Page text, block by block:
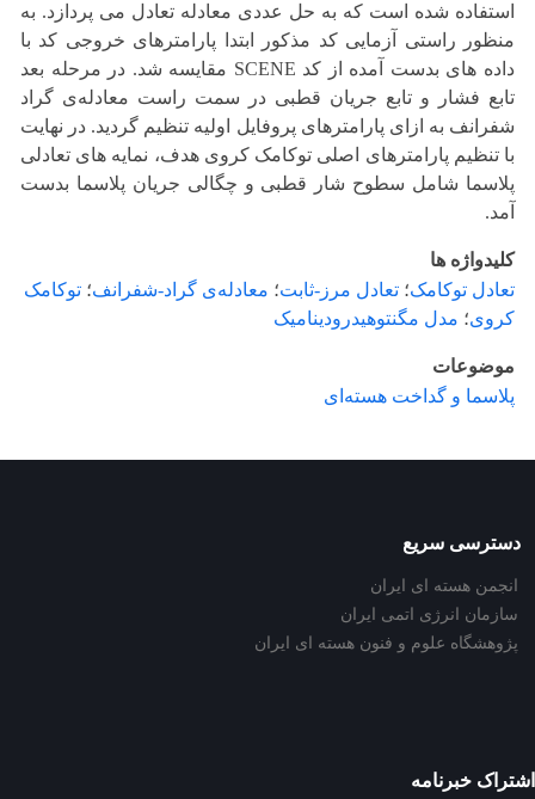
استفاده شده است که به حل عددی معادله تعادل می‌ پردازد. به
منظور راستی آزمایی کد مذکور ابتدا پارامترهای خروجی کد با
داده های بدست آمده از کد SCENE مقایسه شد. در مرحله بعد
تابع فشار و تابع جریان قطبی در سمت راست معادله‌ی گراد
شفرانف به ازای پارامترهای پروفایل اولیه تنظیم گردید. در نهایت
با تنظیم پارامترهای اصلی توکامک کروی هدف، نمایه ‌های تعادلی
پلاسما شامل سطوح شار قطبی و چگالی جریان پلاسما بدست
آمد.
کلیدواژه ها
تعادل توکامک؛ تعادل مرز-ثابت؛ معادله‌ی گراد-شفرانف؛ توکامک
کروی؛ مدل مگنتوهیدرودینامیک
موضوعات
پلاسما و گداخت هسته‌ای
دسترسی سریع
انجمن هسته ای ایران
سازمان انرژی اتمی ایران
پژوهشگاه علوم و فنون هسته ای ایران
اشتراک خبرنامه